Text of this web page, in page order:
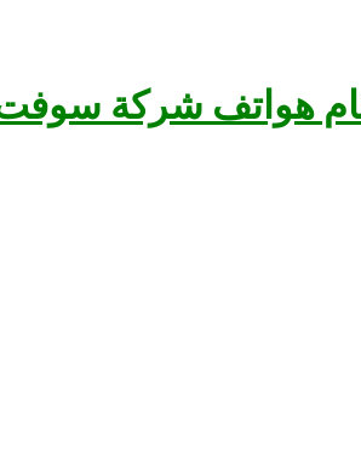
هواتف شركة سوفت